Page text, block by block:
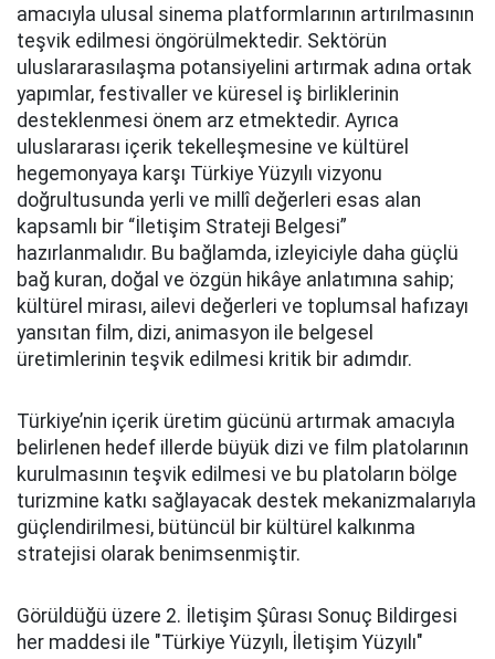
amacıyla ulusal sinema platformlarının artırılmasının
teşvik edilmesi öngörülmektedir. Sektörün
uluslararasılaşma potansiyelini artırmak adına ortak
yapımlar, festivaller ve küresel iş birliklerinin
desteklenmesi önem arz etmektedir. Ayrıca
uluslararası içerik tekelleşmesine ve kültürel
hegemonyaya karşı Türkiye Yüzyılı vizyonu
doğrultusunda yerli ve millî değerleri esas alan
kapsamlı bir “İletişim Strateji Belgesi”
hazırlanmalıdır. Bu bağlamda, izleyiciyle daha güçlü
bağ kuran, doğal ve özgün hikâye anlatımına sahip;
kültürel mirası, ailevi değerleri ve toplumsal hafızayı
yansıtan film, dizi, animasyon ile belgesel
üretimlerinin teşvik edilmesi kritik bir adımdır.
Türkiye’nin içerik üretim gücünü artırmak amacıyla
belirlenen hedef illerde büyük dizi ve film platolarının
kurulmasının teşvik edilmesi ve bu platoların bölge
turizmine katkı sağlayacak destek mekanizmalarıyla
güçlendirilmesi, bütüncül bir kültürel kalkınma
stratejisi olarak benimsenmiştir.
Görüldüğü üzere 2. İletişim Şûrası Sonuç Bildirgesi
her maddesi ile "Türkiye Yüzyılı, İletişim Yüzyılı"